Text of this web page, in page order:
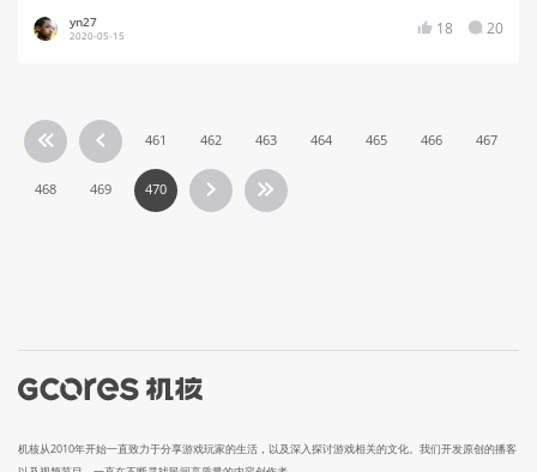
yn27
2020-05-15 18 20
461 462 463 464 465 466 467
468 469 470
机核从2010年开始一直致力于分享游戏玩家的生活，以及深入探讨游戏相关的文化。我们开发原创的播客